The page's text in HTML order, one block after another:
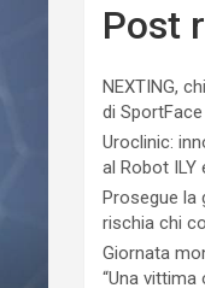
Post
NEXTING,
di SportFace
Uroclinic:
al Robot
Prosegue la
rischia chi
Giornata
“Una vittima